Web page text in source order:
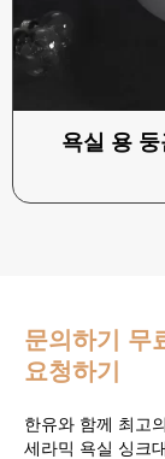
욕실 용
문의하기 무
요청하기
한유와 함께 최고의
세라믹 욕실 싱크대